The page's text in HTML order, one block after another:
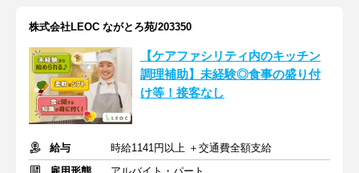
株式会社LEOC ながとろ苑/203350
【ケアファシリティ内のキッチン
調理補助】未経験◎食事の盛り付
け等！接客なし
給与
時給1141円以上 ＋交通費全額支給